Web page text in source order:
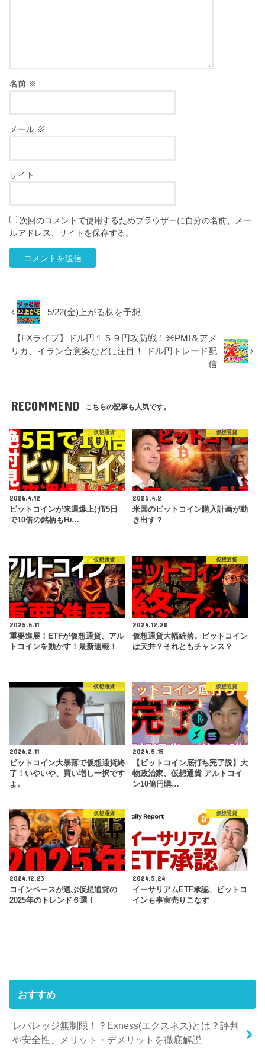
名前 ※
メール ※
サイト
次回のコメントで使用するためブラウザーに自分の名前、メー
ルアドレス、サイトを保存する。
5/22(金)上がる株を予想
【FXライブ】ドル円１５９円攻防戦！米PMI＆アメ
リカ、イラン合意案などに注目！ ドル円トレード配
信
RECOMMEND こちらの記事も人気です。
仮想通貨
2026.4.12
ビットコインが来週爆上げ⁉5日
で10倍の銘柄もǶ…
仮想通貨
2025.4.2
米国のビットコイン購入計画が動
き出す？
仮想通貨
2025.6.11
重要進展！ETFが仮想通貨、アル
トコインを動かす！最新速報！
仮想通貨
2024.12.20
仮想通貨大幅続落。ビットコイン
は天井？それともチャンス？
仮想通貨
2026.2.11
ビットコイン大暴落で仮想通貨終
了！いやいや、買い増し一択です
よ。
仮想通貨
2024.5.15
【ビットコイン底打ち完了説】大
物政治家、仮想通貨 アルトコイ
ン10億円購…
仮想通貨
2024.12.23
コインベースが選ぶ仮想通貨の
2025年のトレンド６選！
仮想通貨
2024.5.24
イーサリアムETF承認、ビットコ
インも事実売りこなす
おすすめ
レバレッジ無制限！？Exness(エクスネス)とは？評判
や安全性、メリット・デメリットを徹底解説